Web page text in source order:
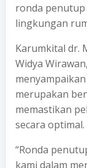
ronda penutup
lingkungan
Karumkital dr.
Widya
merupakan
memastikan
secara optimal.
“Ronda
kami dalam